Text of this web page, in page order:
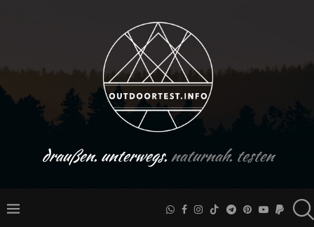
draußen. unterwegs.naturnah. testen